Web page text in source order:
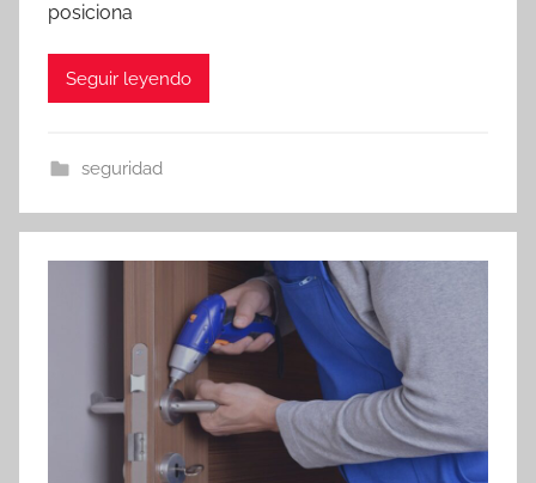
posiciona
Seguir leyendo
seguridad